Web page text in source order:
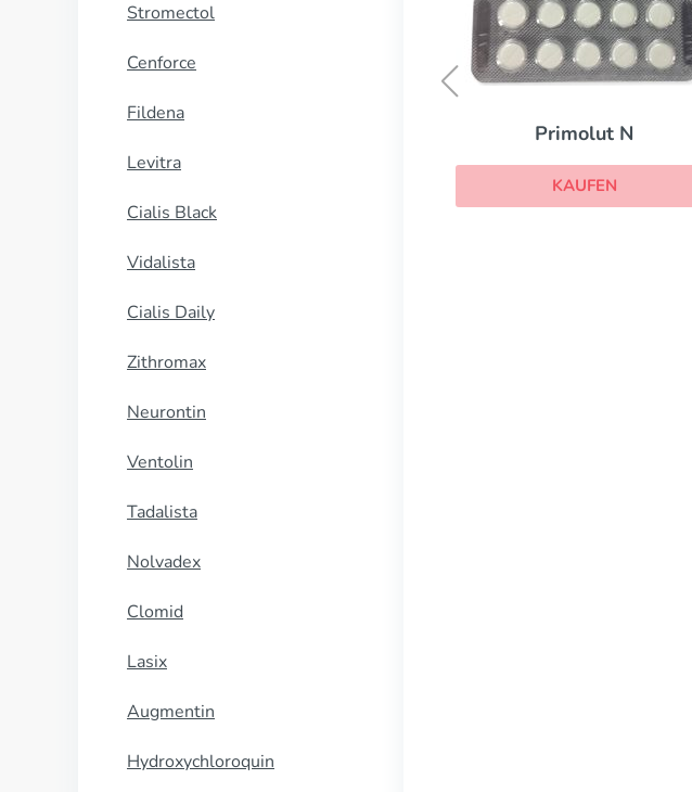
Stromectol
Cenforce
Fildena
Levitra
Cialis Black
Vidalista
Cialis Daily
Zithromax
Neurontin
Ventolin
Tadalista
Nolvadex
Clomid
Lasix
Augmentin
Hydroxychloroquin